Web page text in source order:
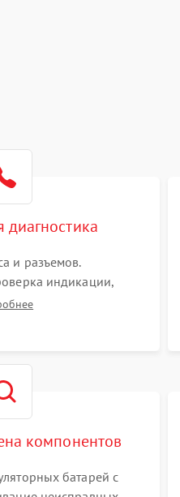
диагностика
и разъемов.
индикации,
ошибок. Измерение
компонентов
батарей с